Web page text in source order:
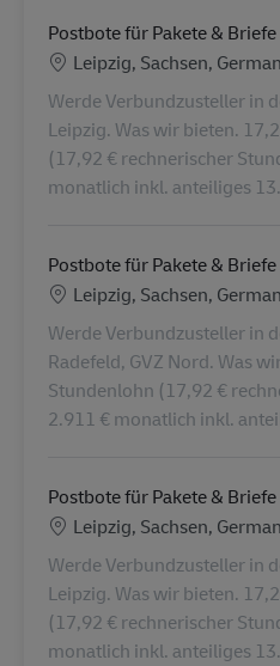
Postbote für Pakete &
Location
Leipzig, Sachsen,
Werde Verbundzusteller in
Leipzig. Was wir bieten.
(17,92 € rechnerischer
monatlich inkl. anteiliges
Postbote für Pakete &
Location
Leipzig, Sachsen,
Werde Verbundzusteller in
Radefeld, GVZ Nord. Was
Stundenlohn (17,92 €
2.911 € monatlich inkl.
Postbote für Pakete &
Location
Leipzig, Sachsen,
Werde Verbundzusteller in
Leipzig. Was wir bieten.
(17,92 € rechnerischer
monatlich inkl. anteiliges